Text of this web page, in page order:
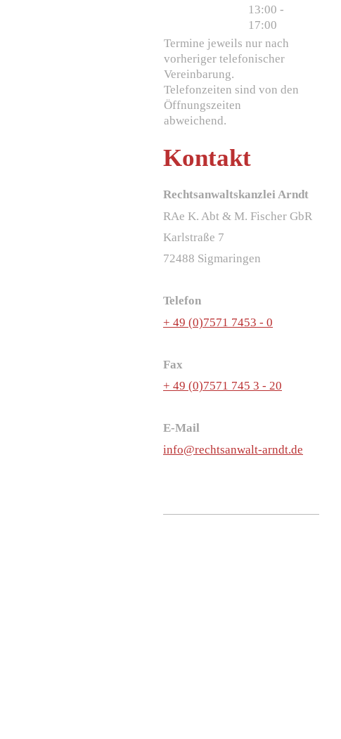
13:00 -
17:00
Termine jeweils nur nach
vorheriger telefonischer
Vereinbarung.
Telefonzeiten sind von den
Öffnungszeiten
abweichend.
Kontakt
Rechtsanwaltskanzlei Arndt
RAe K. Abt & M. Fischer GbR
Karlstraße 7
72488 Sigmaringen
Telefon
+ 49 (0)7571 7453 - 0
Fax
+ 49 (0)7571 745 3 - 20
E-Mail
info@rechtsanwalt-arndt.de